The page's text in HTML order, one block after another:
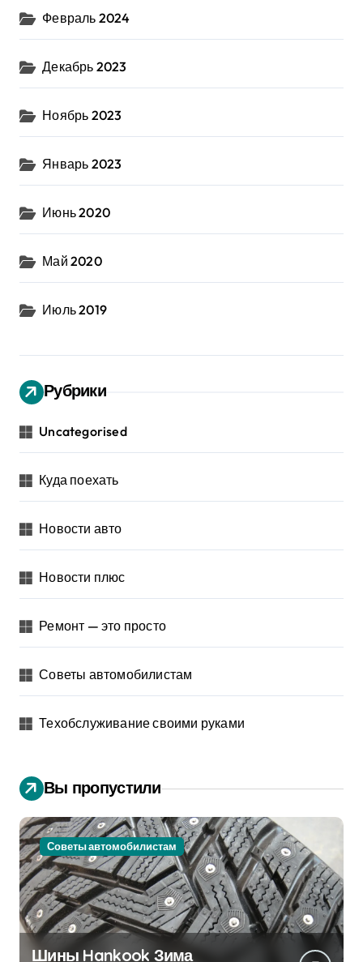
Февраль 2024
Декабрь 2023
Ноябрь 2023
Январь 2023
Июнь 2020
Май 2020
Июль 2019
Рубрики
Uncategorised
Куда поехать
Новости авто
Новости плюс
Ремонт — это просто
Советы автомобилистам
Техобслуживание своими руками
Вы пропустили
Советы автомобилистам
Шины Hankook Зима